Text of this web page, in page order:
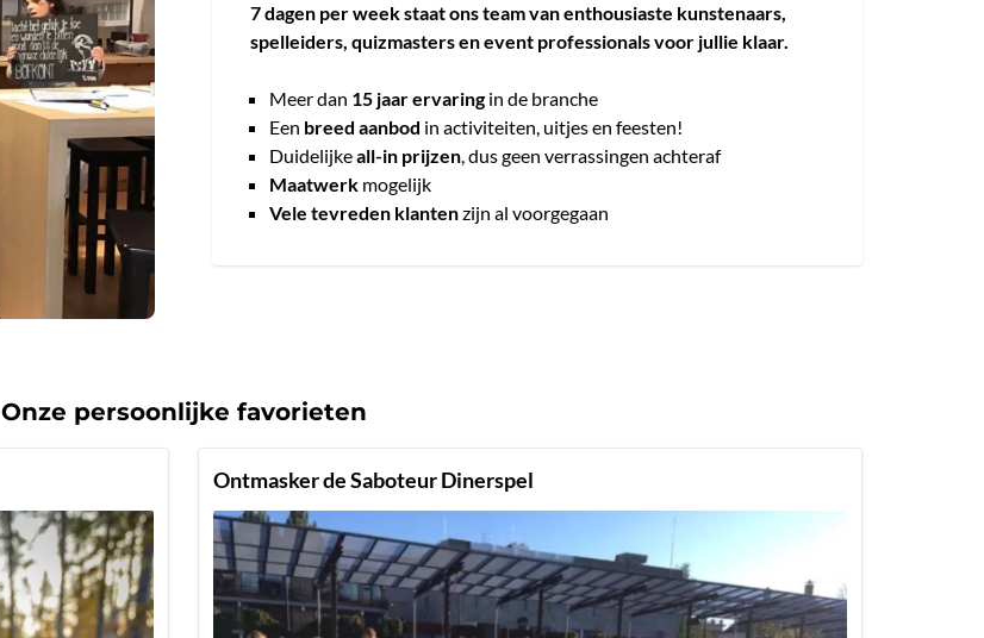
7 dagen per week staat ons team van enthousiaste kunstenaars,
spelleiders, quizmasters en event professionals voor jullie klaar.
Meer dan 15 jaar ervaringin de branche
Een breed aanbod in activiteiten, uitjes en feesten!
Duidelijkeall-in prijzen, dus geen verrassingen achteraf
Maatwerk mogelijk
Vele tevreden klantenzijn al voorgegaan
Onze persoonlijke favorieten
Ontmasker de Saboteur Dinerspel